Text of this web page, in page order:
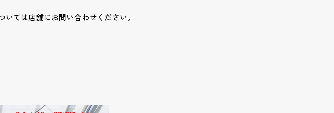
ては店舗にお問い合わせください。